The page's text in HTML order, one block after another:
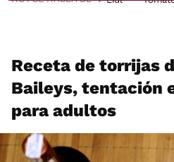
Receta de torrijas
Baileys, tentación
para adultos